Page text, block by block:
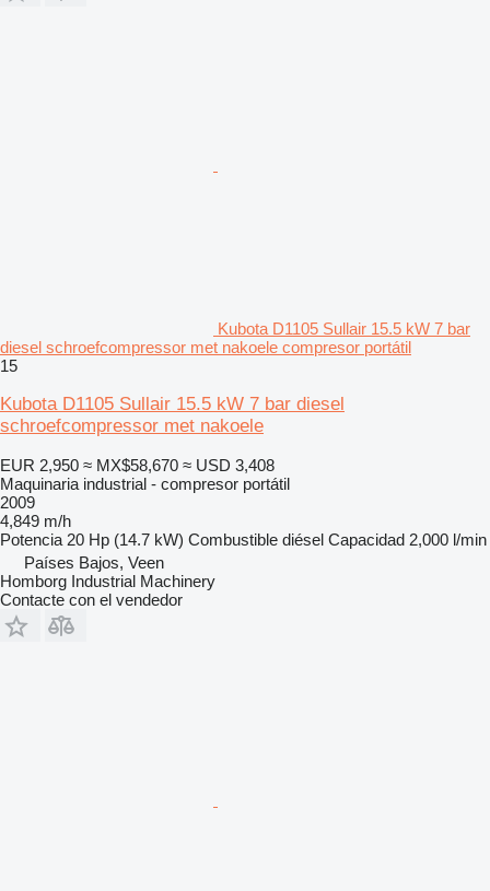
Kubota D1105 Sullair 15.5 kW 7 bar
diesel schroefcompressor met nakoele compresor portátil
15
Kubota D1105 Sullair 15.5 kW 7 bar diesel
schroefcompressor met nakoele
EUR 2,950 ≈ MX$58,670 ≈ USD 3,408
Maquinaria industrial - compresor portátil
2009
4,849 m/h
Potencia 20 Hp (14.7 kW) Combustible diésel Capacidad 2,000 l/min
Países Bajos, Veen
Homborg Industrial Machinery
Contacte con el vendedor